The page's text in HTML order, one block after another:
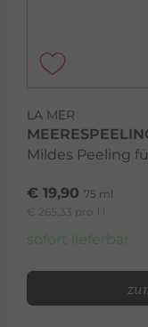
LA MER
Mildes Peeling
€ 19,90 75 ml
€ 265,33 pro 1 l
sofort lieferbar